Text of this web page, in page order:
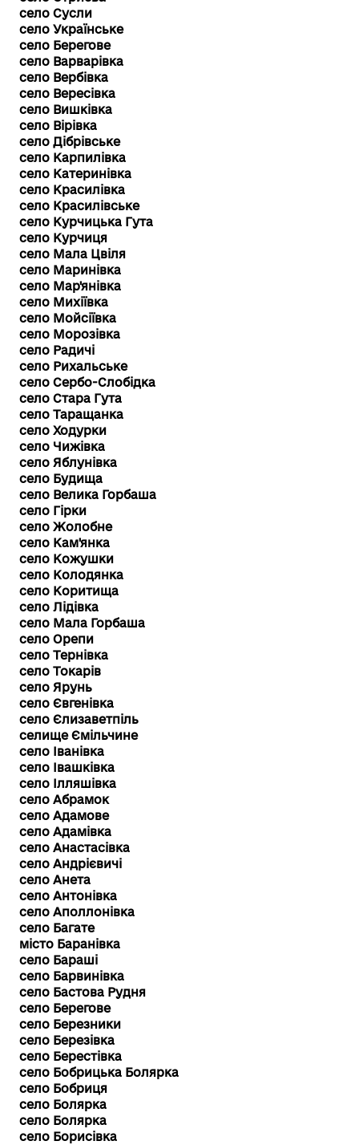
село Сусли
село Українське
село Берегове
село Варварівка
село Вербівка
село Вересівка
село Вишківка
село Вірівка
село Дібрівське
село Карпилівка
село Катеринівка
село Красилівка
село Красилівське
село Курчицька Гута
село Курчиця
село Мала Цвіля
село Маринівка
село Мар'янівка
село Михіївка
село Мойсіївка
село Морозівка
село Радичі
село Рихальське
село Сербо-Слобідка
село Стара Гута
село Таращанка
село Ходурки
село Чижівка
село Яблунівка
село Будища
село Велика Горбаша
село Гірки
село Жолобне
село Кам'янка
село Кожушки
село Колодянка
село Коритища
село Лідівка
село Мала Горбаша
село Орепи
село Тернівка
село Токарів
село Ярунь
село Євгенівка
село Єлизаветпіль
селище Ємільчине
село Іванівка
село Івашківка
село Ілляшівка
село Абрамок
село Адамове
село Адамівка
село Анастасівка
село Андрієвичі
село Анета
село Антонівка
село Аполлонівка
село Багате
місто Баранівка
село Бараші
село Барвинівка
село Бастова Рудня
село Берегове
село Березники
село Березівка
село Берестівка
село Бобрицька Болярка
село Бобриця
село Болярка
село Болярка
село Борисівка